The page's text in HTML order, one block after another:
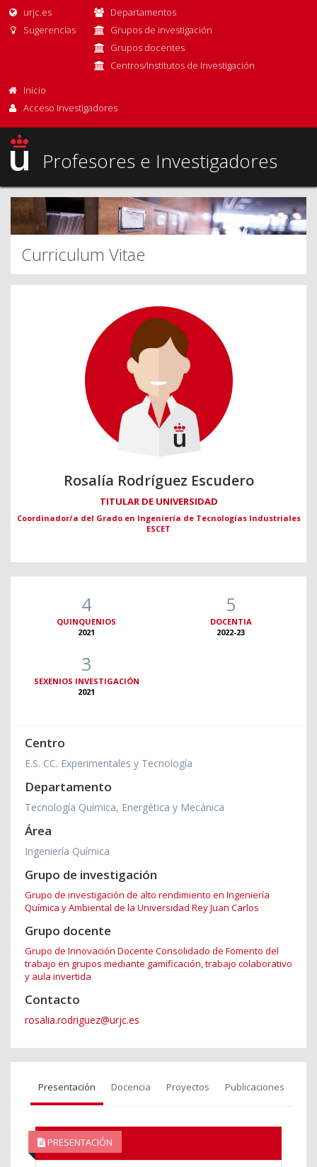
urjc.es
Sugerencias
Departamentos
Grupos de investigación
Grupos docentes
Centros/Institutos de Investigación
Inicio
Acceso Investigadores
Profesores e Investigadores
Curriculum Vitae
Rosalía Rodríguez Escudero
TITULAR DE UNIVERSIDAD
Coordinador/a del Grado en Ingeniería de Tecnologías Industriales
ESCET
4
QUINQUENIOS
2021
5
DOCENTIA
2022-23
3
SEXENIOS INVESTIGACIÓN
2021
Centro
E.S. CC. Experimentales y Tecnología
Departamento
Tecnología Química, Energética y Mecánica
Área
Ingeniería Química
Grupo de investigación
Grupo de investigación de alto rendimiento en Ingeniería
Química y Ambiental de la Universidad Rey Juan Carlos
Grupo docente
Grupo de Innovación Docente Consolidado de Fomento del
trabajo en grupos mediante gamificación, trabajo colaborativo
y aula invertida
Contacto
rosalia.rodriguez@urjc.es
Presentación Docencia Proyectos Publicaciones
PRESENTACIÓN